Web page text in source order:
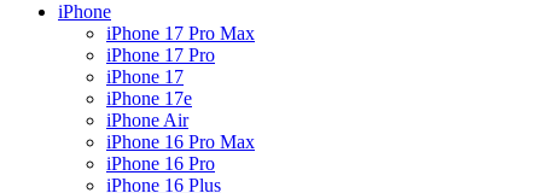
iPhone
iPhone 17 Pro Max
iPhone 17 Pro
iPhone 17
iPhone 17e
iPhone Air
iPhone 16 Pro Max
iPhone 16 Pro
iPhone 16 Plus